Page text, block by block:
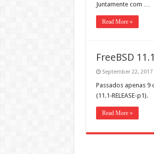
Jun­ta­mente com …
Read More »
FreeBSD
September 22, 2017
Pas­sa­dos ape­nas 9
(11.1‑RELEASE-p1).
Read More »